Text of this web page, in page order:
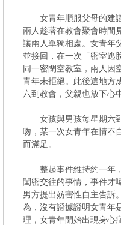
女青年順服父母的建議
兩人趁著在教會聚會時間
讓兩人單獨相處。女青年
並接回，在一次「密室逃
同一密閉空教室，兩人因
青年未拒絕。此後這地方
六到教會，父親也放下心
女孩與男孩每星期六到
吻，某一次女青年在情不
而滿足。
整起事件維持約一年，
閨密交往的事情，事件才
男方提出妨害性自主告訴
為，沒有證據證明女青年
理，女青年開始出現身心